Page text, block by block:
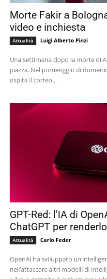
Morte Fakir a
video e inchiesta
Attualità Luigi Alberto Pinzi
Una settimana dopo la morte di
piazza. Nel pomeriggio di
ospita il corteo...
GPT-Red: l’IA di
ChatGPT per
Attualità Carlo Feder
OpenAI ha sviluppato
nell’attaccare altri modelli di